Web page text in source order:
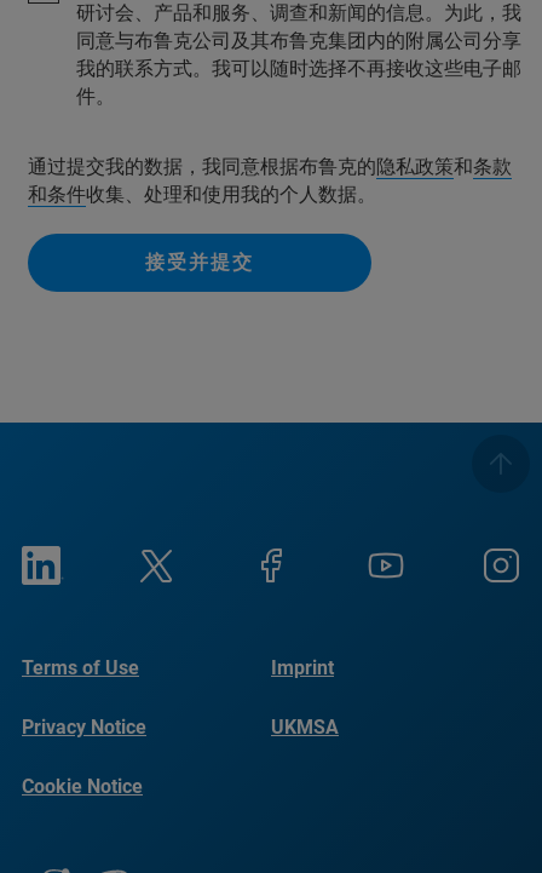
研讨会、产品和服务、调查和新闻的信息。为此，我
同意与布鲁克公司及其布鲁克集团内的附属公司分享
我的联系方式。我可以随时选择不再接收这些电子邮
件。
通过提交我的数据，我同意根据布鲁克的隐私政策和条款
和条件收集、处理和使用我的个人数据。
接受并提交
Terms of Use Imprint
Privacy Notice UKMSA
Cookie Notice